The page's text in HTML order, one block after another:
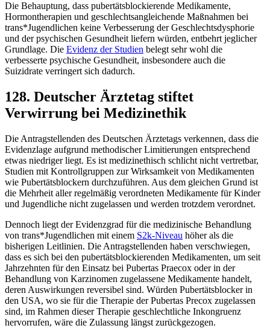
Die Behauptung, dass pubertätsblockierende Medikamente,
Hormontherapien und geschlechtsangleichende Maßnahmen bei
trans*Jugendlichen keine Verbesserung der Geschlechtsdysphorie
und der psychischen Gesundheit liefern würden, entbehrt jeglicher
Grundlage. Die Evidenz der Studien belegt sehr wohl die
verbesserte psychische Gesundheit, insbesondere auch die
Suizidrate verringert sich dadurch.
128. Deutscher Ärztetag stiftet
Verwirrung bei Medizinethik
Die Antragstellenden des Deutschen Ärztetags verkennen, dass die
Evidenzlage aufgrund methodischer Limitierungen entsprechend
etwas niedriger liegt. Es ist medizinethisch schlicht nicht vertretbar,
Studien mit Kontrollgruppen zur Wirksamkeit von Medikamenten
wie Pubertätsblockern durchzuführen. Aus dem gleichen Grund ist
die Mehrheit aller regelmäßig verordneten Medikamente für Kinder
und Jugendliche nicht zugelassen und werden trotzdem verordnet.
Dennoch liegt der Evidenzgrad für die medizinische Behandlung
von trans*Jugendlichen mit einem S2k-Niveau höher als die
bisherigen Leitlinien. Die Antragstellenden haben verschwiegen,
dass es sich bei den pubertätsblockierenden Medikamenten, um seit
Jahrzehnten für den Einsatz bei Pubertas Praecox oder in der
Behandlung von Karzinomen zugelassene Medikamente handelt,
deren Auswirkungen reversibel sind. Würden Pubertätsblocker in
den USA, wo sie für die Therapie der Pubertas Precox zugelassen
sind, im Rahmen dieser Therapie geschlechtliche Inkongruenz
hervorrufen, wäre die Zulassung längst zurückgezogen.